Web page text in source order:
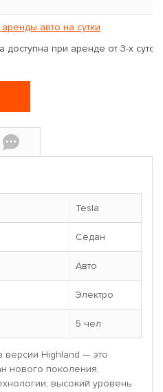
авто на сутки
при аренде от 3-х суток
Tesla
Седан
Авто
Электро
5 чел
версии Highland — это
нового поколения,
высокий уровень